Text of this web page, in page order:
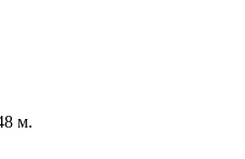
м.